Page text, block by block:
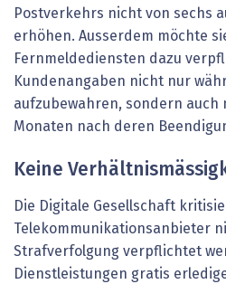
Postverkehrs nicht von sechs
erhöhen. Ausserdem möchte
Fernmeldediensten dazu
Kundenangaben nicht nur
aufzubewahren, sondern auch
Monaten nach deren
Keine
Die Digitale Gesellschaft
Telekommunikationsanbieter
Strafverfolgung verpflichtet
Dienstleistungen gratis